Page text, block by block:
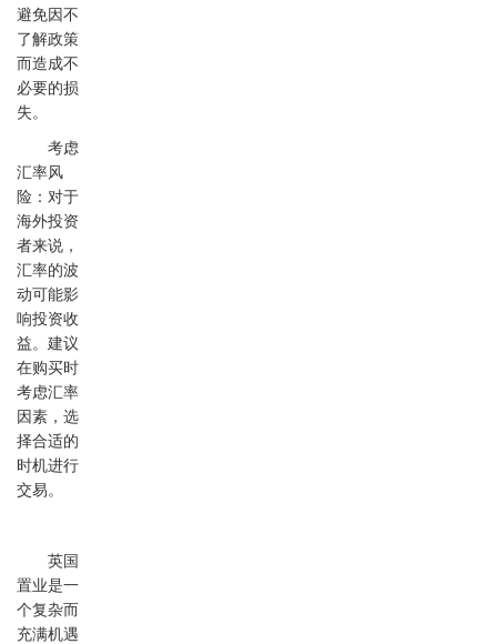
避免因不
了解政策
而造成不
必要的损
失。
考虑
汇率风
险：对于
海外投资
者来说，
汇率的波
动可能影
响投资收
益。建议
在购买时
考虑汇率
因素，选
择合适的
时机进行
交易。
英国
置业是一
个复杂而
充满机遇